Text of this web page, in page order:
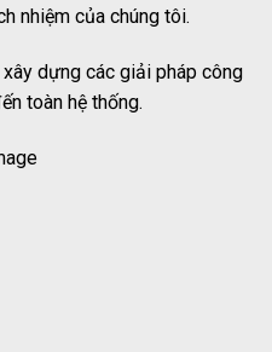
nhiệm của chúng tôi.
dựng các giải pháp công
toàn hệ thống.